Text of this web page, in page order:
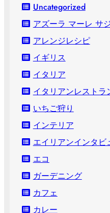
Uncategorized
アズーラ マーレ サ
アレンジレシピ
イギリス
イタリア
イタリアンレストラ
いちご狩り
インテリア
エイリアンインタビ
エコ
ガーデニング
カフェ
カレー